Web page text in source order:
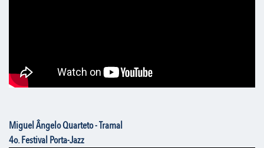
Miguel Ângelo Quarteto - Tramal
4o. Festival Porta-Jazz